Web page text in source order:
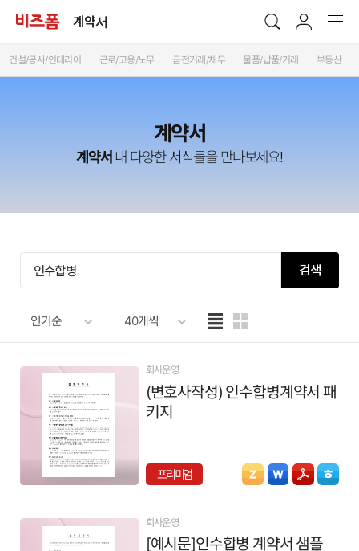
계약서
건설/공사/인테리어 근로/고용/노무 금전거래/채무 물품/납품/거래 부동산
계약서
계약서 내 다양한 서식들을 만나보세요!
검색
인기순 40개씩
회사운영
(변호사작성) 인수합병계약서 패
키지
프리미엄
회사운영
[예시문]인수합병 계약서 샘플